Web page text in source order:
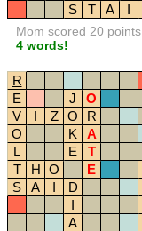
S
T A I
Mom scored 20 points
4 words!
R
E
J O
V
I Z O R
O
K A
L
E T
T
H O E
S
A I D
I
A